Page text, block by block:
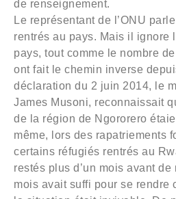
de renseignement.
Le représentant de l’ONU
rentrés au pays. Mais il ignore
pays, tout comme le nombre
ont fait le chemin inverse
déclaration du 2 juin 2014, le
James Musoni, reconnaissait
de la région de Ngororero
même, lors des rapatriements
certains réfugiés rentrés au
restés plus d’un mois avant de
mois avait suffi pour se rendre